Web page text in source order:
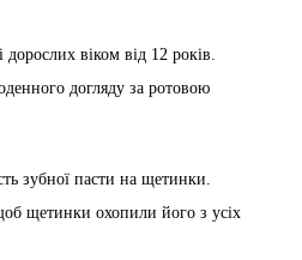
дорослих віком від 12 років.
догляду за ротовою
зубної пасти на щетинки.
щетинки охопили його з усіх